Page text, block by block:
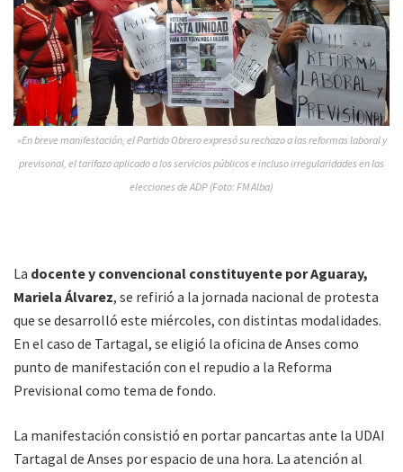
»En breve manifestación, el Partido Obrero expresó su rechazo a las reformas laboral y
previsonal, el tarifazo aplicado a los servicios públicos e incluso irregularidades en las
elecciones de ADP (Foto: FM Alba)
La docente y convencional constituyente por Aguaray,
Mariela Álvarez, se refirió a la jornada nacional de protesta
que se desarrolló este miércoles, con distintas modalidades.
En el caso de Tartagal, se eligió la oficina de Anses como
punto de manifestación con el repudio a la Reforma
Previsional como tema de fondo.
La manifestación consistió en portar pancartas ante la UDAI
Tartagal de Anses por espacio de una hora. La atención al